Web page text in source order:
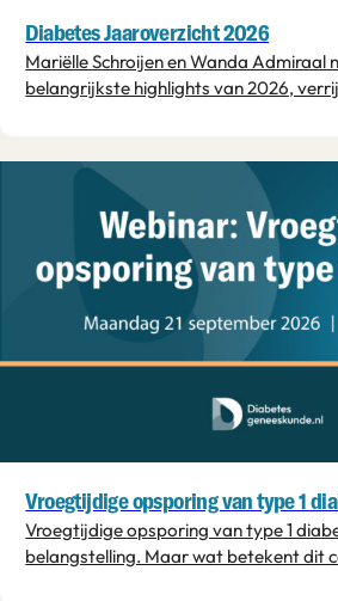
Diabetes Jaaroverzicht 2026
Mariëlle Schroijen en Wanda Admiraal
belangrijkste highlights van 2026,
Vroegtijdige opsporing van type 1
Vroegtijdige opsporing van type 1
belangstelling. Maar wat betekent dit